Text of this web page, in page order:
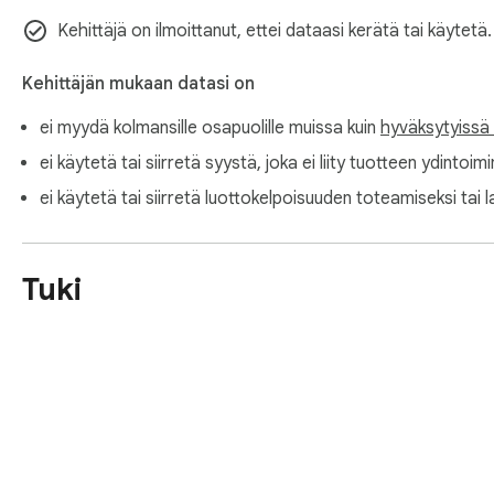
Kehittäjä on ilmoittanut, ettei dataasi kerätä tai
Kehittäjän mukaan datasi on
ei myydä kolmansille osapuolille muissa kuin
ei käytetä tai siirretä syystä, joka ei liity tuotteen
ei käytetä tai siirretä luottokelpoisuuden toteamiseksi tai
Tuki